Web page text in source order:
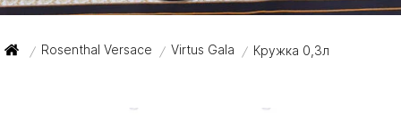
/ Rosenthal Versace / Virtus Gala / Кружка 0,3л